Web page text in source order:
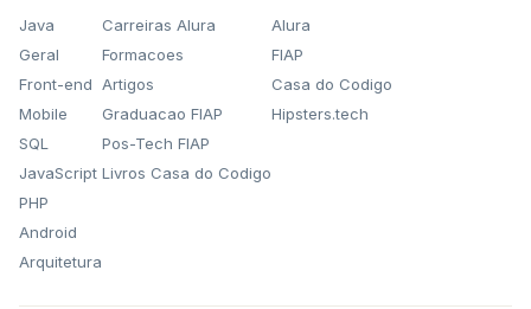
Java
Geral
Front-end
Mobile
SQL
JavaScript
PHP
Android
Arquitetura
Carreiras Alura
Formacoes
Artigos
Graduacao FIAP
Pos-Tech FIAP
Livros Casa do Codigo
Alura
FIAP
Casa do Codigo
Hipsters.tech